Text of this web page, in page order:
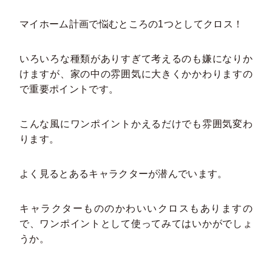
マイホーム計画で悩むところの1つとしてクロス！
いろいろな種類がありすぎて考えるのも嫌になりか
けますが、家の中の雰囲気に大きくかかわりますの
で重要ポイントです。
こんな風にワンポイントかえるだけでも雰囲気変わ
ります。
よく見るとあるキャラクターが潜んでいます。
キャラクターもののかわいいクロスもありますの
で、ワンポイントとして使ってみてはいかがでしょ
うか。